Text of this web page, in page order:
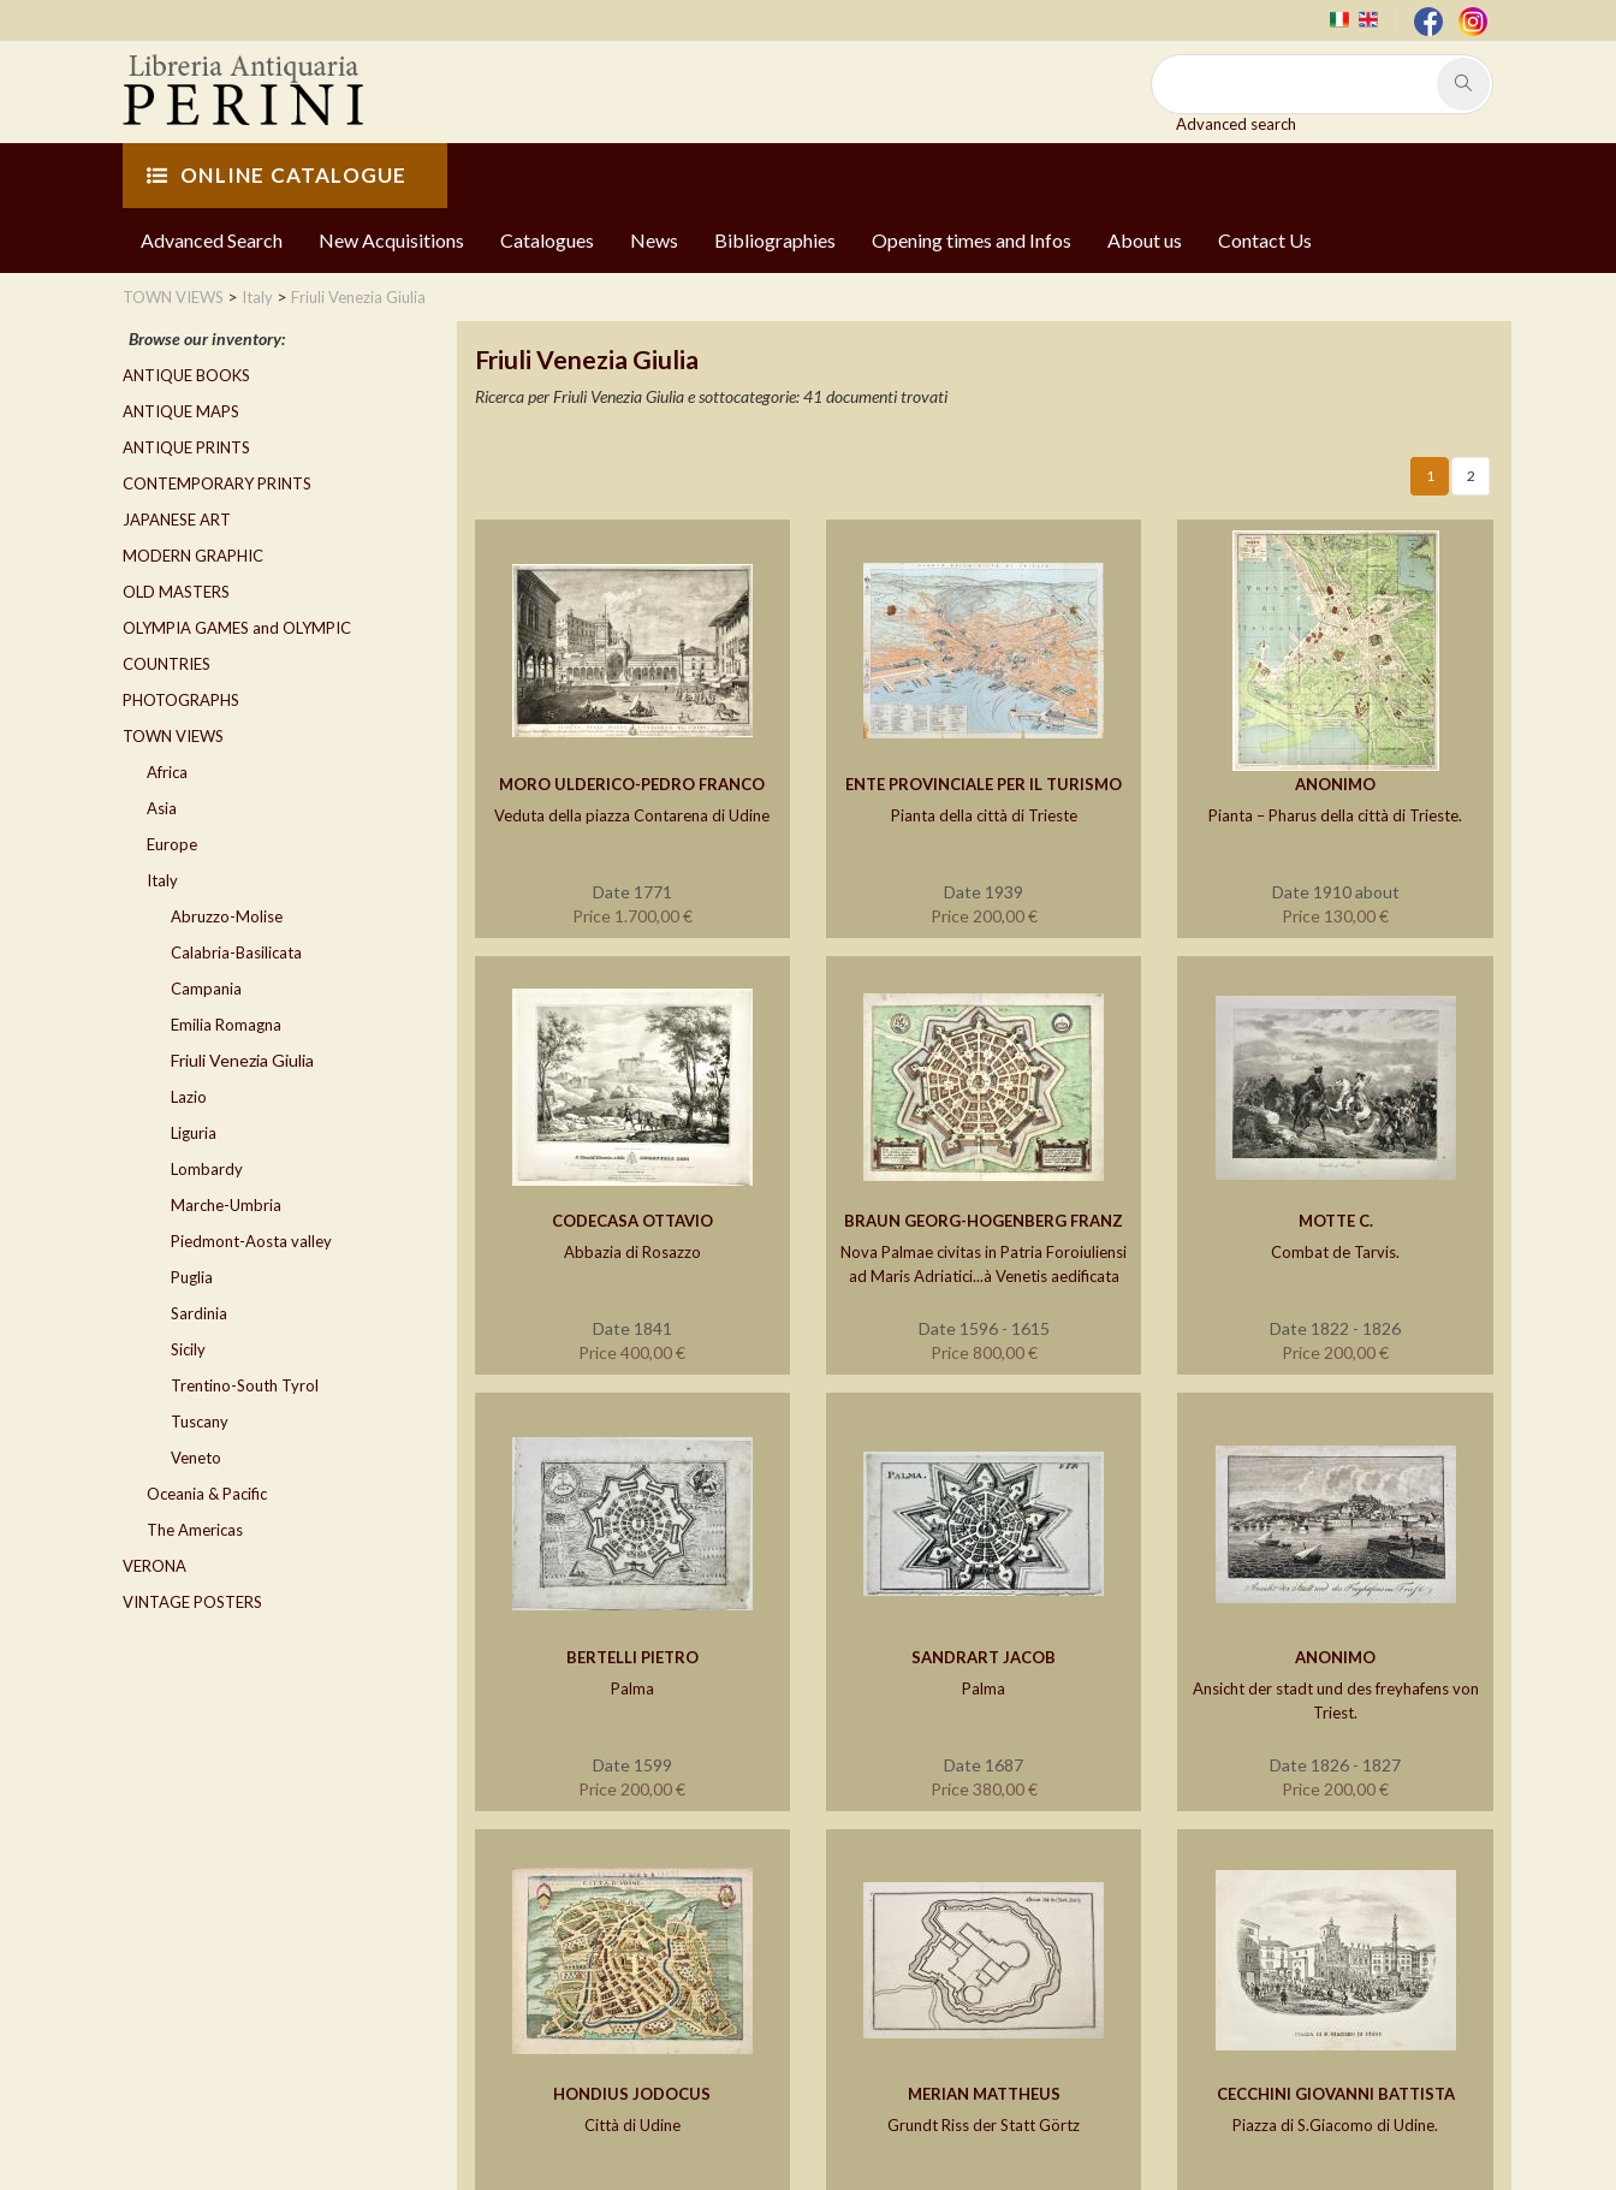
Advanced search
ONLINE CATALOGUE
Advanced Search New Acquisitions Catalogues News Bibliographies Opening times and Infos About us Contact Us
TOWN VIEWS > Italy > Friuli Venezia Giulia
Friuli Venezia Giulia
Ricerca per Friuli Venezia Giulia e sottocategorie: 41 documenti trovati
1 2
MORO ULDERICO-PEDRO FRANCO
Veduta della piazza Contarena di Udine
Date 1771
Price 1.700,00 €
ENTE PROVINCIALE PER IL TURISMO
Pianta della città di Trieste
Date 1939
Price 200,00 €
ANONIMO
Pianta – Pharus della città di Trieste.
Date 1910 about
Price 130,00 €
CODECASA OTTAVIO
Abbazia di Rosazzo
Date 1841
Price 400,00 €
BRAUN GEORG-HOGENBERG FRANZ
Nova Palmae civitas in Patria Foroiuliensi
ad Maris Adriatici...à Venetis aedificata
Date 1596 - 1615
Price 800,00 €
MOTTE C.
Combat de Tarvis.
Date 1822 - 1826
Price 200,00 €
BERTELLI PIETRO
Palma
Date 1599
Price 200,00 €
SANDRART JACOB
Palma
Date 1687
Price 380,00 €
ANONIMO
Ansicht der stadt und des freyhafens von
Triest.
Date 1826 - 1827
Price 200,00 €
HONDIUS JODOCUS
Città di Udine
MERIAN MATTHEUS
Grundt Riss der Statt Görtz
CECCHINI GIOVANNI BATTISTA
Piazza di S.Giacomo di Udine.
Browse our inventory:
ANTIQUE BOOKS
ANTIQUE MAPS
ANTIQUE PRINTS
CONTEMPORARY PRINTS
JAPANESE ART
MODERN GRAPHIC
OLD MASTERS
OLYMPIA GAMES and OLYMPIC
COUNTRIES
PHOTOGRAPHS
TOWN VIEWS
Africa
Asia
Europe
Italy
Abruzzo-Molise
Calabria-Basilicata
Campania
Emilia Romagna
Friuli Venezia Giulia
Lazio
Liguria
Lombardy
Marche-Umbria
Piedmont-Aosta valley
Puglia
Sardinia
Sicily
Trentino-South Tyrol
Tuscany
Veneto
Oceania & Pacific
The Americas
VERONA
VINTAGE POSTERS